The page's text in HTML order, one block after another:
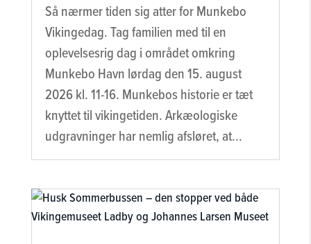
Så nærmer tiden sig atter for Munkebo
Vikingedag. Tag familien med til en
oplevelsesrig dag i området omkring
Munkebo Havn lørdag den 15. august
2026 kl. 11-16. Munkebos historie er tæt
knyttet til vikingetiden. Arkæologiske
udgravninger har nemlig afsløret, at...